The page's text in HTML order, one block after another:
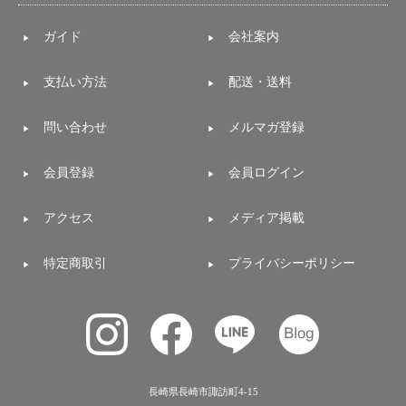
ガイド 会社案内
支払い方法 配送・送料
問い合わせ メルマガ登録
会員登録 会員ログイン
アクセス メディア掲載
特定商取引 プライバシーポリシー
長崎県長崎市諏訪町4-15